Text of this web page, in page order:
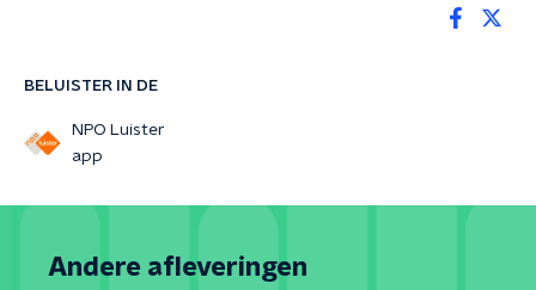
BELUISTER IN DE
NPO Luister
app
Andere afleveringen